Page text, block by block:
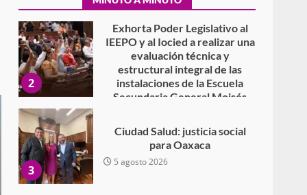
Secundaria General Moisés
Sáenz Garza
5 agosto 2026
3
Ciudad Salud: justicia social
para Oaxaca
5 agosto 2026
4
con el Gobernador Salomón
Jara Cruz reafirma la
consolidación de la
transformación en territorio